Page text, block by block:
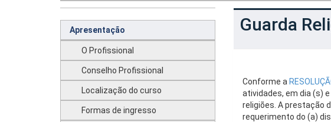
Apresentação
O Profissional
Conselho Profissional
Localização do curso
Formas de ingresso
Guarda
Conforme a
atividades, em dia (s)
religiões. A prestação
requerimento do (a)